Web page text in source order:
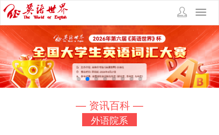
— 资讯百科 —
外语院系